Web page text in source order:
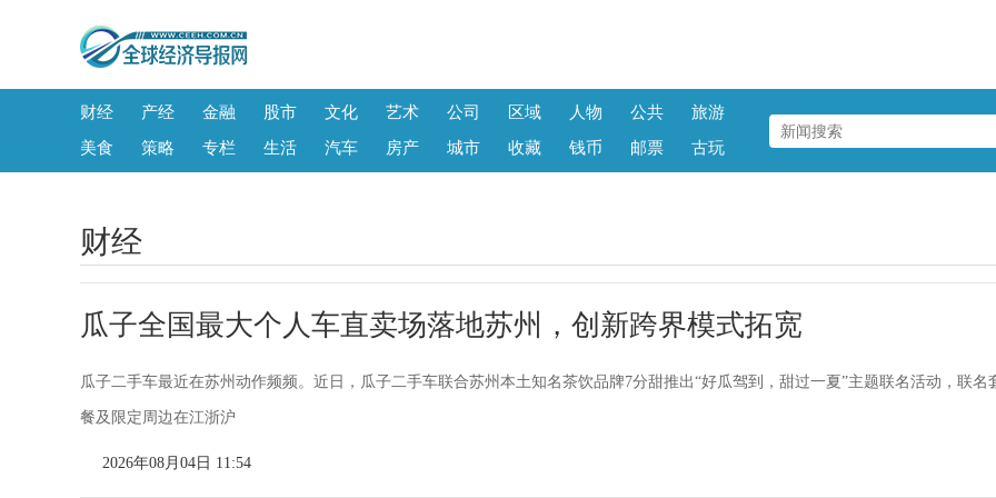
财经 产经 金融 股市 文化 艺术 公司 区域 人物 公共
旅游
美食
策略 专栏 生活 汽车 房产 城市 收藏 钱币 邮票 古玩
财经
瓜子全国最大个人车直卖场落地苏州，创新跨界模式拓宽
瓜子二手车最近在苏州动作频频。近日，瓜子二手车联合苏州本土知名茶饮品牌7分甜推出“好瓜驾到，甜过一夏”主题联名活动，联名
餐及限定周边在江浙沪
2026年08月04日 11:54